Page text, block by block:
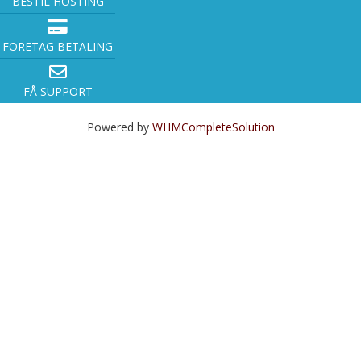
FORETAG BETALING
FÅ SUPPORT
Powered by WHMCompleteSolution